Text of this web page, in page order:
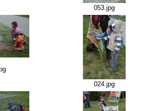
053.jpg
024.jpg